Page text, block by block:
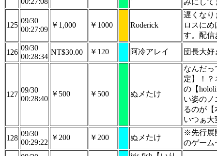
みにして
125
09/30
00:27:09
￥1,000 ￥1000 Roderick
遅くなり
ロスに
す。配信
126
09/30
00:28:34
NT$30.00 ￥120 阿冷アレイ 団長大好
127
09/30
00:28:40
￥500 ￥500 ぬメたけ
なんだ
定】！？
の【
い姿の
るのが
いつぁ大
128
09/30
00:29:22
￥200 ￥200 ぬメたけ
※先行展
のゲーム